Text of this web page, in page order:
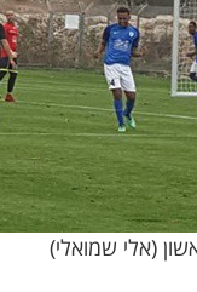
(אלי שמואלי)